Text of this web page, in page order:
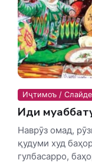
Иҷтимоъ /
Иди
Наврӯз омад,
қудуми худ
гулбасарро,